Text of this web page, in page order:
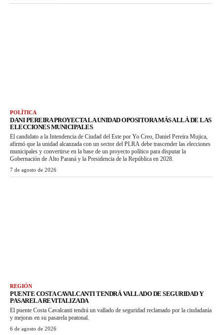
POLÍTICA
DANI PEREIRA PROYECTA LA UNIDAD OPOSITORA MÁS ALLÁ DE LAS
ELECCIONES MUNICIPALES
El candidato a la Intendencia de Ciudad del Este por Yo Creo, Daniel Pereira Mujica,
afirmó que la unidad alcanzada con un sector del PLRA debe trascender las elecciones
municipales y convertirse en la base de un proyecto político para disputar la
Gobernación de Alto Paraná y la Presidencia de la República en 2028.
7 de agosto de 2026
REGIÓN
PUENTE COSTA CAVALCANTI TENDRÁ VALLADO DE SEGURIDAD Y
PASARELA REVITALIZADA
El puente Costa Cavalcanti tendrá un vallado de seguridad reclamado por la ciudadanía
y mejoras en su pasarela peatonal.
6 de agosto de 2026